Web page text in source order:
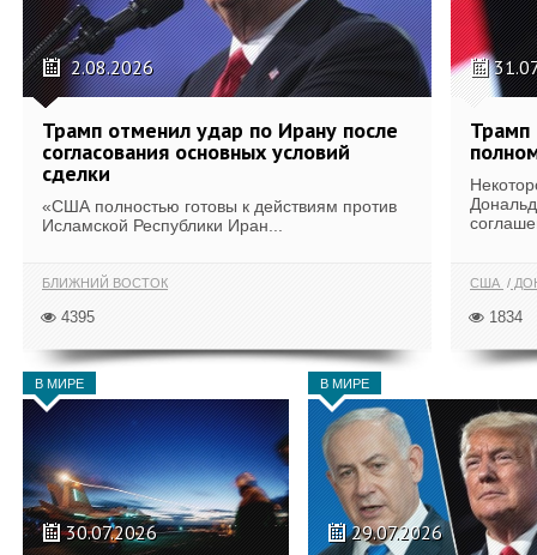
2.08.2026
Трамп отменил удар по Ирану после
согласования основных условий
сделки
«США полностью готовы к действиям против
Исламской Республики Иран...
БЛИЖНИЙ ВОСТОК
4395
Трамп
США
1834
В МИРЕ
30.07.2026
В МИРЕ
29.07.2026